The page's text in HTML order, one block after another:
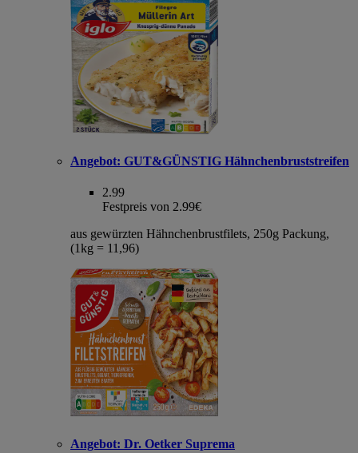
Angebot: GUT&GÜNSTIG Hähnchenbruststreifen
2.99
Festpreis von 2.99€
aus gewürzten Hähnchenbrustfilets, 250g Packung,
(1kg = 11,96)
Angebot: Dr. Oetker Suprema